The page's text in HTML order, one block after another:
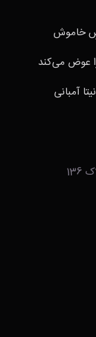
خاموش
عوض می‌کند